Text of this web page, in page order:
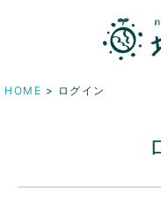
HOME ログイン